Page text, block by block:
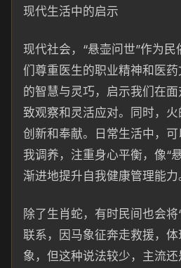
现代生活中的启示
现代社会，“悬壶问世”作为
们尊重医生的职业精神和医
的智慧与灵巧，启示我们在
致观察和灵活应对。同时，
创新和奉献。日常生活中，
我调养，注重身心平衡，像“
渐进地提升自我健康管理能力
除了生肖蛇，有时民间也会
联系，因马象征奔走救援，
象，但这种说法较少，主流还